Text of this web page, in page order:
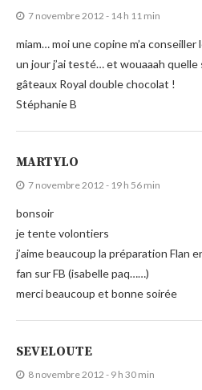
7 novembre 2012 - 14 h 11 min
miam… moi une copine m’a
un jour j’ai testé… et wouaaah quelle
gâteaux Royal double chocolat !
Stéphanie B
MARTYLO
7 novembre 2012 - 19 h 56 min
bonsoir
je tente volontiers
j’aime beaucoup la préparation Flan
fan sur FB (isabelle paq……)
merci beaucoup et bonne soirée
SEVELOUTE
8 novembre 2012 - 9 h 30 min